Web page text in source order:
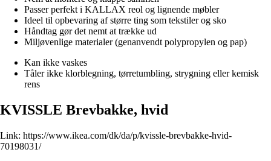
Passer perfekt i KALLAX reol og lignende møbler
Ideel til opbevaring af større ting som tekstiler og sko
Håndtag gør det nemt at trække ud
Miljøvenlige materialer (genanvendt polypropylen og pap)
Kan ikke vaskes
Tåler ikke klorblegning, tørretumbling, strygning eller kemisk
rens
KVISSLE Brevbakke, hvid
Link: https://www.ikea.com/dk/da/p/kvissle-brevbakke-hvid-
70198031/